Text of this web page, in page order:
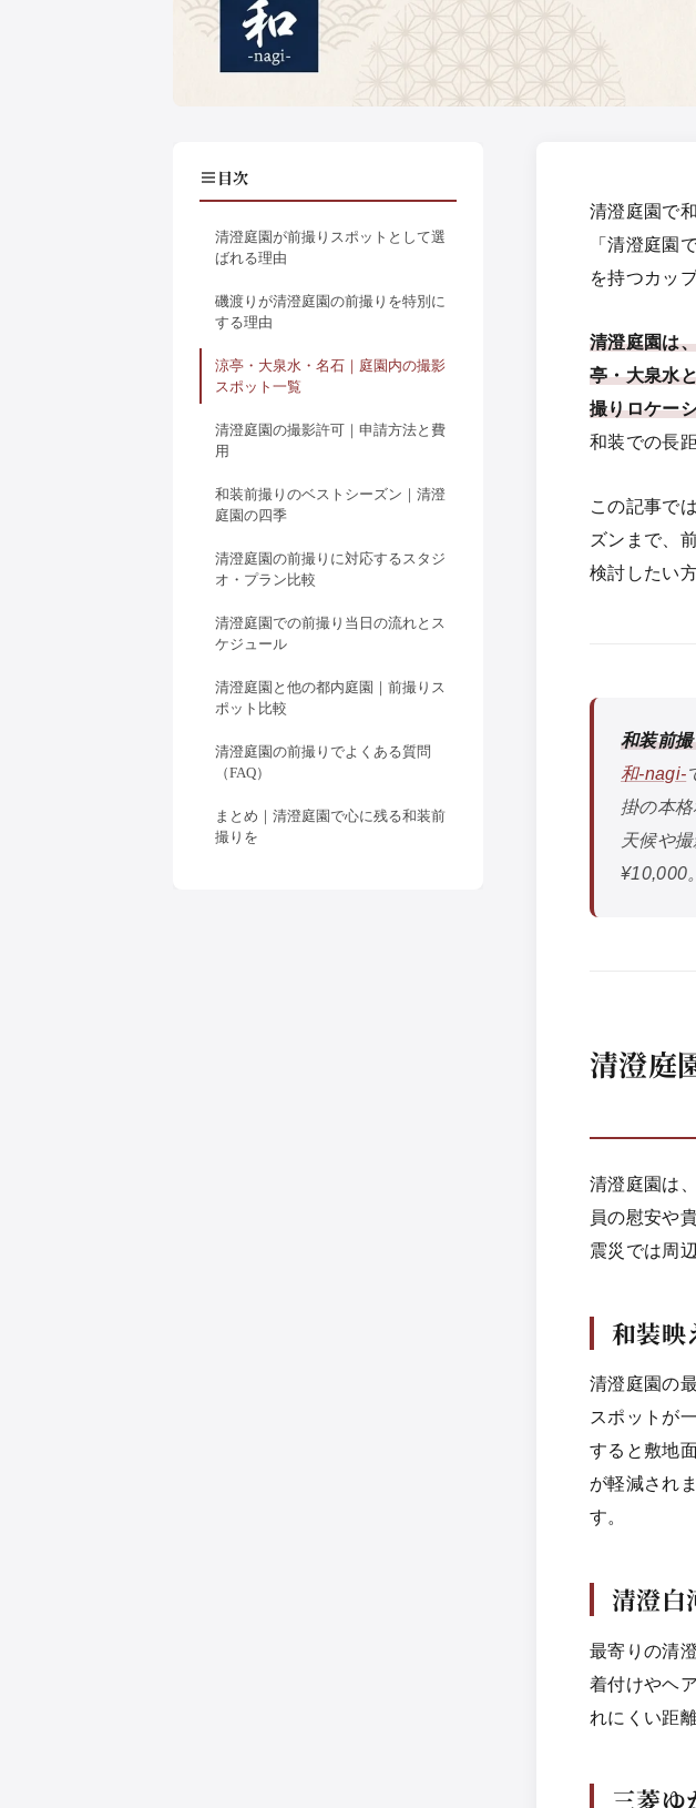
目次
清澄庭園が前撮りスポットとして選
ばれる理由
磯渡りが清澄庭園の前撮りを特別に
する理由
涼亭・大泉水・名石｜庭園内の撮影
スポット一覧
清澄庭園の撮影許可｜申請方法と費
用
和装前撮りのベストシーズン｜清澄
庭園の四季
清澄庭園の前撮りに対応するスタジ
オ・プラン比較
清澄庭園での前撮り当日の流れとス
ケジュール
清澄庭園と他の都内庭園｜前撮りス
ポット比較
清澄庭園の前撮りでよくある質問
（FAQ）
まとめ｜清澄庭園で心に残る和装前
撮りを
清澄庭園で
「清澄庭園
を持つカッ
清澄庭園は
亭・大泉水
撮りロケー
和装での長
この記事で
ズンまで、
検討したい
和装前
和-nagi-
掛の本
天候や
¥10,000。
清澄庭
清澄庭園は
員の慰安や
震災では周
和装映
清澄庭園の
スポットが
すると敷地
が軽減され
す。
清澄白
最寄りの清
着付けやヘ
れにくい距
三菱ゆ